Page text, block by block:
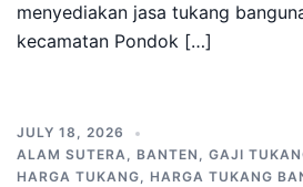
menyediakan jasa tukang
kecamatan Pondok […]
JULY 18, 2026
ALAM SUTERA, BANTEN , GAJI
HARGA TUKANG, HARGA TUKANG